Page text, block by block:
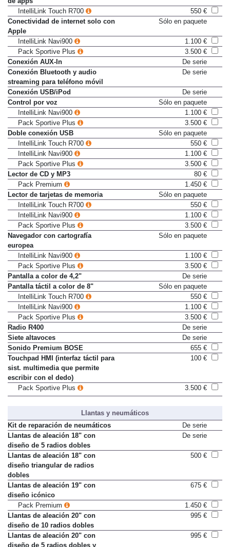
de apps
IntelliLink Touch R700
550 €
Conectividad de internet solo con
Apple
IntelliLink Navi900
1.100 €
Pack Sportive Plus
3.500 €
Conexión AUX-In
De serie
Conexión Bluetooth y audio
streaming para teléfono móvil
Conexión USB/iPod
De serie
Control por voz
Sólo en paquete
IntelliLink Navi900
1.100 €
Pack Sportive Plus
3.500 €
Doble conexión USB
Sólo en paquete
IntelliLink Touch R700
550 €
IntelliLink Navi900
1.100 €
Pack Sportive Plus
3.500 €
Lector de CD y MP3
80 €
Pack Premium
1.450 €
Lector de tarjetas de memoria
Sólo en paquete
IntelliLink Touch R700
550 €
IntelliLink Navi900
1.100 €
Pack Sportive Plus
3.500 €
Navegador con cartografía
europea
IntelliLink Navi900
1.100 €
Pack Sportive Plus
3.500 €
Pantalla a color de 4,2"
De serie
Pantalla táctil a color de 8"
Sólo en paquete
IntelliLink Touch R700
550 €
IntelliLink Navi900
1.100 €
Pack Sportive Plus
3.500 €
Radio R400
De serie
Siete altavoces
De serie
Sonido Premium BOSE
655 €
Touchpad HMI (interfaz táctil para
sist. multimedia que permite
escribir con el dedo)
Pack Sportive Plus 3.500 €
Llantas y neumáticos
Kit de reparación de neumáticos
De serie
Llantas de aleación 18" con
diseño de 5 radios dobles
Llantas de aleación 18" con
diseño triangular de radios
dobles
Llantas de aleación 19" con
diseño icónico
Pack Premium
1.450 €
Llantas de aleación 20" con
diseño de 10 radios dobles
Llantas de aleación 20" con